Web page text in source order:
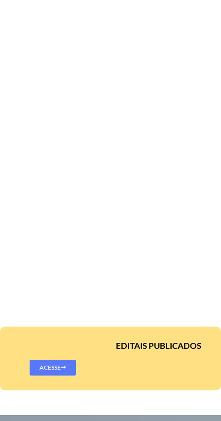
EDITAIS PUBLICADOS
ACESSE